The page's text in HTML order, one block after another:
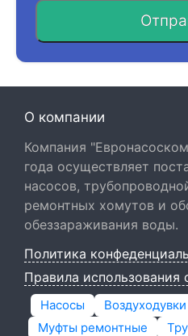
О компании
Компания
года осуществляет
насосов,
ремонтных хомутов и
обеззараживания воды.
Политика
Правила использования
Насосы Воздуходувки
Муфты ремонтные